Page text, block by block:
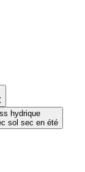
hydrique
sol sec en été